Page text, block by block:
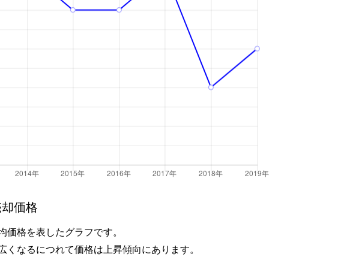
価格
価格を表したグラフです。
くなるにつれて価格は上昇傾向にあります。